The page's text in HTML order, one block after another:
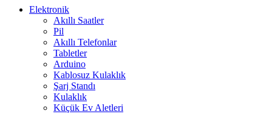
Elektronik
Akıllı Saatler
Pil
Akıllı Telefonlar
Tabletler
Arduino
Kablosuz Kulaklık
Şarj Standı
Kulaklık
Küçük Ev Aletleri